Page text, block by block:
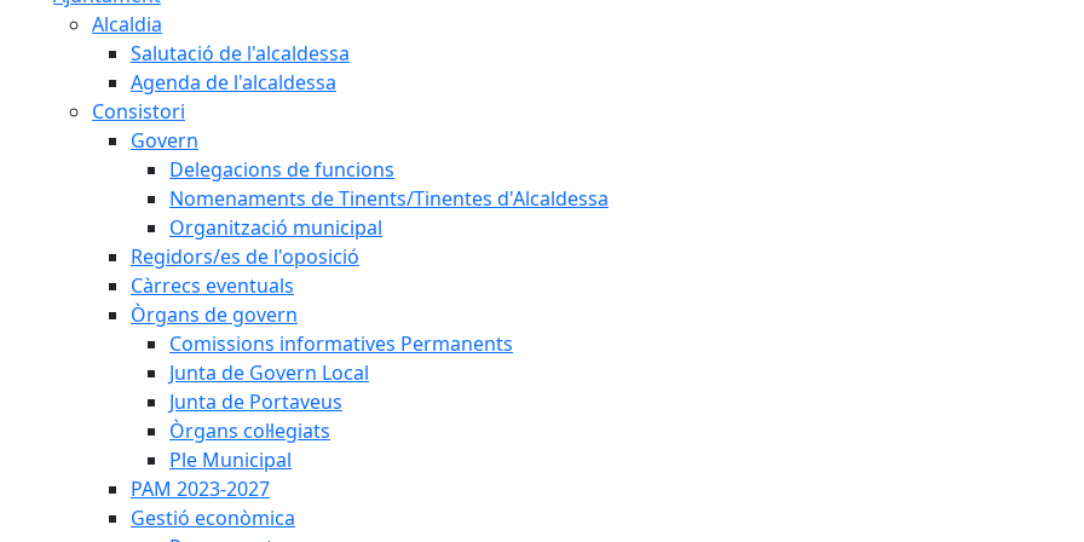
Alcaldia
Salutació de l'alcaldessa
Agenda de l'alcaldessa
Consistori
Govern
Delegacions de funcions
Nomenaments de Tinents/Tinentes d'Alcaldessa
Organització municipal
Regidors/es de l'oposició
Càrrecs eventuals
Òrgans de govern
Comissions informatives Permanents
Junta de Govern Local
Junta de Portaveus
Òrgans col·legiats
Ple Municipal
PAM 2023-2027
Gestió econòmica